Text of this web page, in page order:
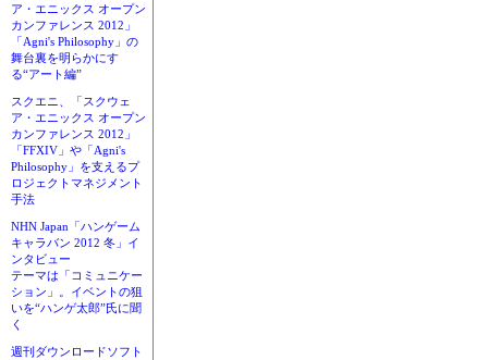
ア・エニックス オープン
カンファレンス 2012」
「Agni's Philosophy」の
舞台裏を明らかにす
る“アート編”
スクエニ、「スクウェ
ア・エニックス オープン
カンファレンス 2012」
「FFXIV」や「Agni's
Philosophy」を支えるプ
ロジェクトマネジメント
手法
NHN Japan「ハンゲーム
キャラバン 2012 冬」イ
ンタビュー
テーマは「コミュニケー
ション」。イベントの狙
いを“ハンゲ太郎”氏に聞
く
週刊ダウンロードソフト